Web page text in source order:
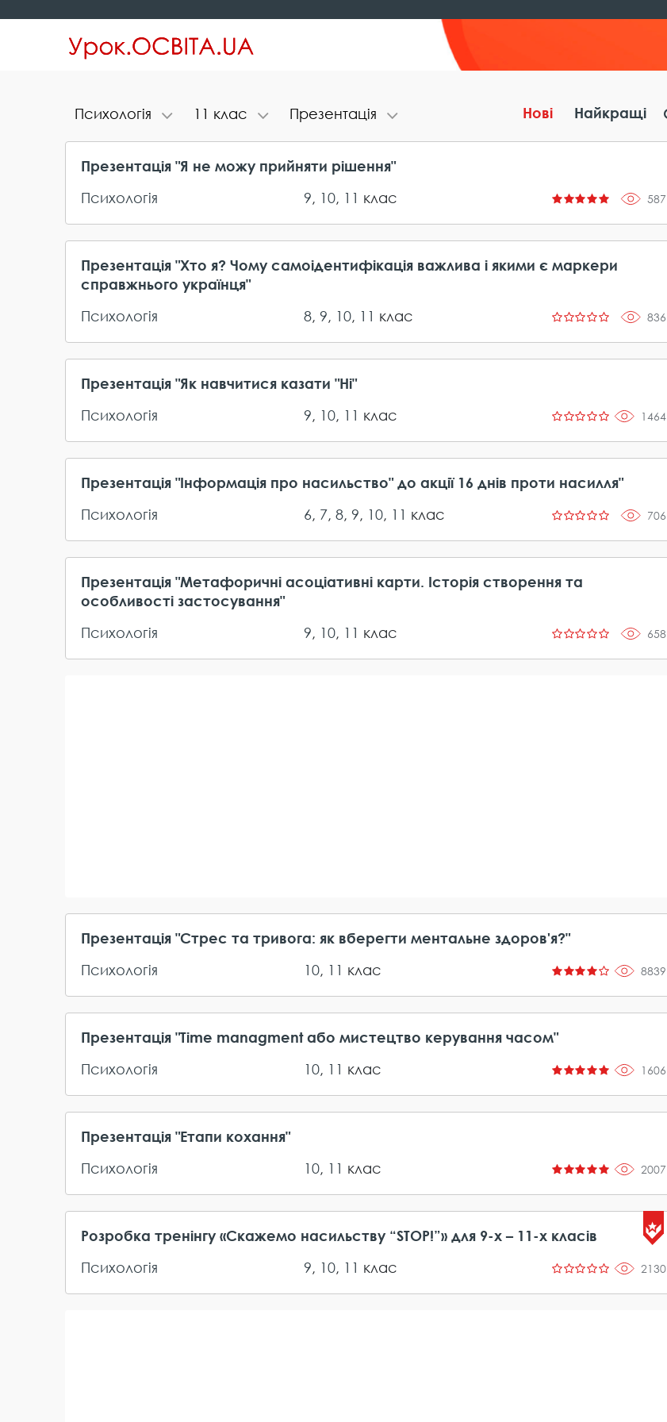
П​с​и​х​о​л​о​г​і​я 1​1​ ​к​л​а​с П​р​е​з​е​н​т​а​ц​і​я Нові Найкращі
Презентація "Я не можу прийняти рішення"
Психологія
9, 10, 11 клас 587
Презентація "Хто я? Чому самоідентифікація важлива і якими є маркери
справжнього українця"
Психологія
8, 9, 10, 11 клас 836
Презентація "Як навчитися казати "Ні"
Психологія
9, 10, 11 клас 1464
Презентація "Інформація про насильство" до акції 16 днів проти насилля"
Психологія
6, 7, 8, 9, 10, 11 клас 706
Презентація "Метафоричні асоціативні карти. Історія створення та
особливості застосування"
Психологія
9, 10, 11 клас 658
Презентація "Стрес та тривога: як вберегти ментальне здоров'я?"
Психологія
10, 11 клас 8839
Презентація "Time managment або мистецтво керування часом"
Психологія
10, 11 клас 1606
Презентація "Етапи кохання"
Психологія
10, 11 клас 2007
Розробка тренінгу «Скажемо насильству “STOP!”» для 9-х – 11-х класів
Психологія
9, 10, 11 клас 2130